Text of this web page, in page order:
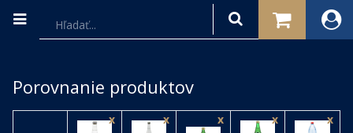
Porovnanie produktov
x x x x x